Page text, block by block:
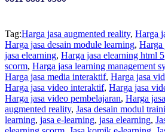
Tag:Harga jasa augmented reality, Harga
Harga jasa desain module learning, Harga
jasa elearning, Harga jasa elearning html 5
scorm, Harga jasa learning management
Harga jasa media interaktif, Harga jasa
Harga jasa video interaktif, Harga jasa
Harga jasa video pembelajaran, Harga
augmented reality, Jasa desain modul
learning, jasa e-learning, jasa elearning,